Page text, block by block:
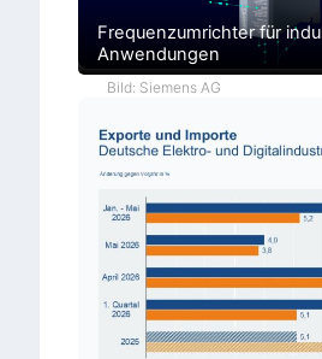
Frequenzumrichter für
Anwendungen
Bild: Siemens AG